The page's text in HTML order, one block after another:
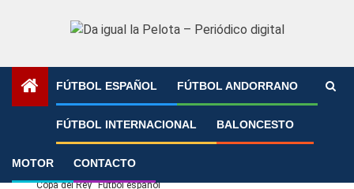
FÚTBOL ESPAÑOL FÚTBOL ANDORRANO
FÚTBOL INTERNACIONAL BALONCESTO
MOTOR CONTACTO
»
Copa del Rey Fútbol español